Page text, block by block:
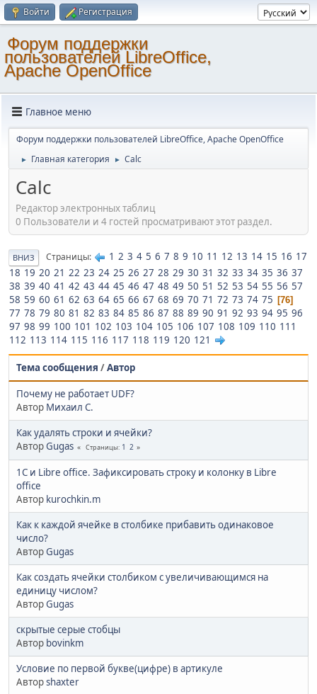
Войти Регистрация
Форум поддержки
пользователей LibreOffice,
Apache OpenOffice
Главное меню
Форум поддержки пользователей LibreOffice, Apache OpenOffice
► Главная категория ► Calc
Calc
Редактор электронных таблиц
0 Пользователи и 4 гостей просматривают этот раздел.
ВНИЗ Страницы 1 2 3 4 5 6 7 8 9 10 11 12 13 14 15 16 17
18 19 20 21 22 23 24 25 26 27 28 29 30 31 32 33 34 35 36 37
38 39 40 41 42 43 44 45 46 47 48 49 50 51 52 53 54 55 56 57
58 59 60 61 62 63 64 65 66 67 68 69 70 71 72 73 74 75 76
77 78 79 80 81 82 83 84 85 86 87 88 89 90 91 92 93 94 95 96
97 98 99 100 101 102 103 104 105 106 107 108 109 110 111
112 113 114 115 116 117 118 119 120 121
Тема сообщения /Автор
Почему не работает UDF?
Автор Михаил С.
Как удалять строки и ячейки?
АвторGugas Страницы 1 2
1С и Libre office. Зафиксировать строку и колонку в Libre
office
Автор kurochkin.m
Как к каждой ячейке в столбике прибавить одинаковое
число?
АвторGugas
Как создать ячейки столбиком с увеличивающимся на
единицу числом?
АвторGugas
скрытые серые стобцы
Автор bovinkm
Условие по первой букве(цифре) в артикуле
Авторshaxter